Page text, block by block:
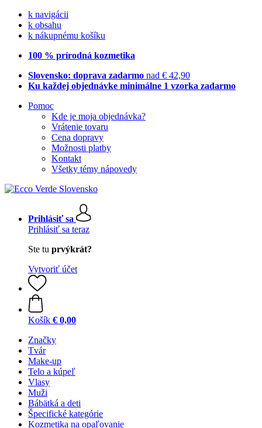
k navigácii
k obsahu
k nákupnému košíku
100 % prírodná kozmetika
Slovensko: doprava zadarmo nad € 42,90
Ku každej objednávke minimálne 1 vzorka zadarmo
Pomoc
Kde je moja objednávka?
Vrátenie tovaru
Cena dopravy
Možnosti platby
Kontakt
Všetky témy nápovedy
Prihlásiť sa
Prihlásiť sa teraz
Ste tu prvýkrát?
Vytvoriť účet
Košík € 0,00
Značky
Tvár
Make-up
Telo a kúpeľ
Vlasy
Muži
Bábätká a deti
Špecifické kategórie
Kozmetika na opaľovanie